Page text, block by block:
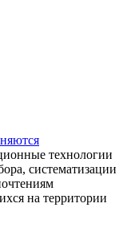
технологии
систематизации
на территории